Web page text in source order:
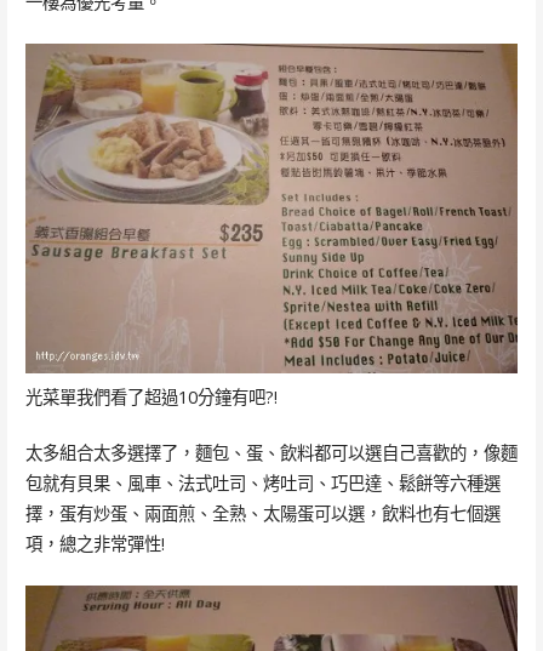
光菜單我們看了超過10分鐘有吧?!
太多組合太多選擇了，麵包、蛋、飲料都可以選自己喜歡的，像麵
包就有貝果、風車、法式吐司、烤吐司、巧巴達、鬆餅等六種選
擇，蛋有炒蛋、兩面煎、全熟、太陽蛋可以選，飲料也有七個選
項，總之非常彈性!